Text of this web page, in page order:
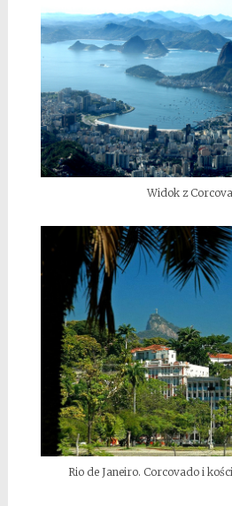
Widok z
Rio de Janeiro. Corcovado i